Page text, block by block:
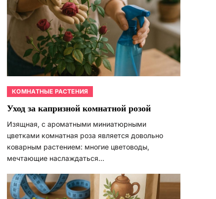
КОМНАТНЫЕ РАСТЕНИЯ
Уход за капризной комнатной розой
Изящная, с ароматными миниатюрными
цветками комнатная роза является довольно
коварным растением: многие цветоводы,
мечтающие наслаждаться…